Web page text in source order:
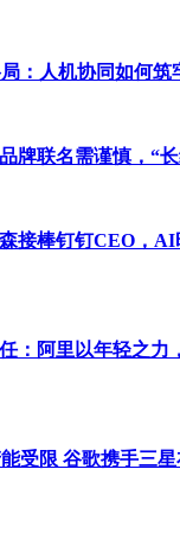
：人机协同如何筑
牌联名需谨慎，“
接棒钉钉CEO，
：阿里以年轻之力
受限 谷歌携手三